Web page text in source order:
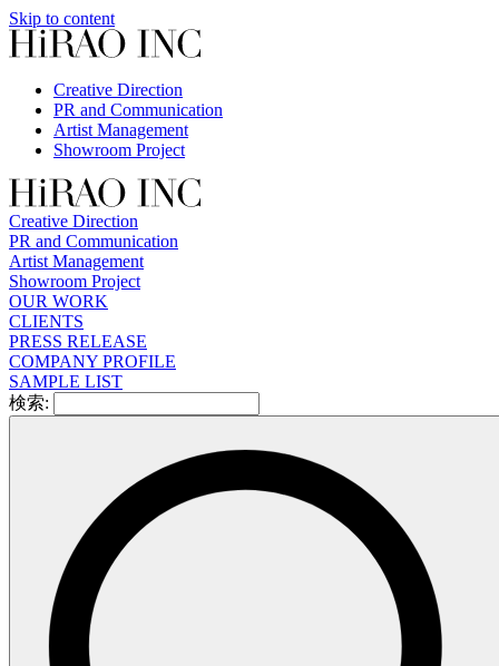
Skip to content
Creative Direction
PR and Communication
Artist Management
Showroom Project
Creative Direction
PR and Communication
Artist Management
Showroom Project
OUR WORK
CLIENTS
PRESS RELEASE
COMPANY PROFILE
SAMPLE LIST
検索: